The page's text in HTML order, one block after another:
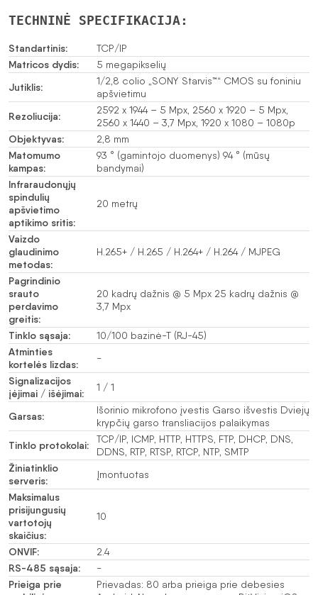
TECHNINĖ SPECIFIKACIJA:
Standartinis: TCP/IP
Matricos dydis: 5 megapikselių
Jutiklis:
1/2,8 colio „SONY Starvis™“ CMOS su foniniu
apšvietimu
Rezoliucija:
2592 x 1944 – 5 Mpx, 2560 x 1920 – 5 Mpx,
2560 x 1440 – 3,7 Mpx, 1920 x 1080 – 1080p
Objektyvas: 2,8 mm
Matomumo
kampas:
93 ° (gamintojo duomenys) 94 ° (mūsų
bandymai)
Infraraudonųjų
spindulių
apšvietimo
aptikimo sritis:
20 metrų
Vaizdo
glaudinimo
metodas:
H.265+ / H.265 / H.264+ / H.264 / MJPEG
Pagrindinio
srauto
perdavimo
greitis:
20 kadrų dažnis @ 5 Mpx 25 kadrų dažnis @
3,7 Mpx
Tinklo sąsaja: 10/100 bazinė-T (RJ-45)
Atminties
kortelės lizdas:
-
Signalizacijos
įėjimai / išėjimai:
1 / 1
Garsas:
Išorinio mikrofono įvestis Garso išvestis Dviejų
krypčių garso transliacijos palaikymas
Tinklo protokolai:
TCP/IP, ICMP, HTTP, HTTPS, FTP, DHCP, DNS,
DDNS, RTP, RTSP, RTCP, NTP, SMTP
Žiniatinklio
serveris:
Įmontuotas
Maksimalus
prisijungusių
vartotojų
skaičius:
10
ONVIF: 2.4
RS-485 sąsaja: -
Prieiga prie
Prievadas: 80 arba prieiga prie debesies